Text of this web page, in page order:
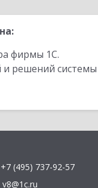
фирмы 1С.
и решений
+7 (495) 737-92-57